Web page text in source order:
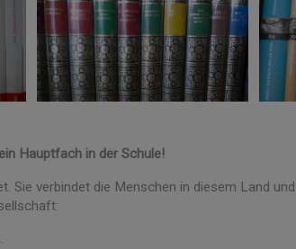
Hauptfach in der Schule!
Sie verbindet die Menschen in diesem Land